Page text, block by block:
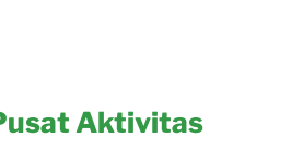
Aktivitas